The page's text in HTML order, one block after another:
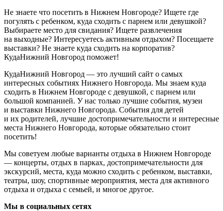
Не знаете что посетить в Нижнем Новгороде? Ищете где
погулять с ребенком, куда сходить с парнем или девушкой?
Выбираете место для свидания? Ищете развлечения
на выходные? Интересуетесь активным отдыхом? Посещаете
выставки? Не знаете куда сходить на корпоратив?
КудаНижний Новгород поможет!
КудаНижний Новгород — это лучший сайт о самых
интересных событиях Нижнего Новгорода. Мы знаем куда
сходить в Нижнем Новгороде с девушкой, с парнем или
большой компанией. У нас только лучшие события, музеи
и выставки Нижнего Новгорода. События для детей
и их родителей, лучшие достопримечательности и интересные
места Нижнего Новгорода, которые обязательно стоит
посетить!
Мы советуем любые варианты отдыха в Нижнем Новгороде
— концерты, отдых в парках, достопримечательности для
экскурсий, места, куда можно сходить с ребенком, выставки,
театры, шоу, спортивные мероприятия, места для активного
отдыха и отдыха с семьей, и многое другое.
Мы в социальных сетях